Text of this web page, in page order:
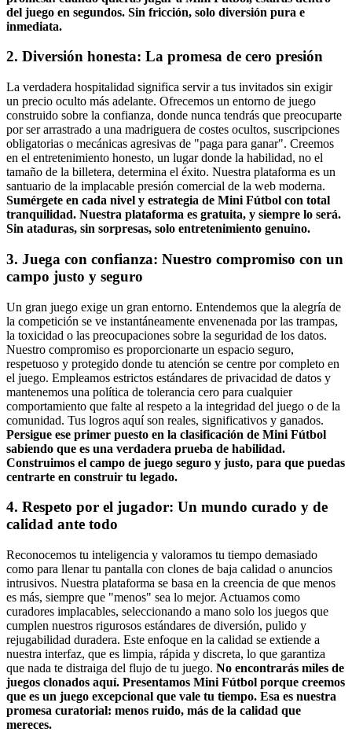
del juego en segundos. Sin fricción, solo diversión pura e
inmediata.
2. Diversión honesta: La promesa de cero presión
La verdadera hospitalidad significa servir a tus invitados sin exigir
un precio oculto más adelante. Ofrecemos un entorno de juego
construido sobre la confianza, donde nunca tendrás que preocuparte
por ser arrastrado a una madriguera de costes ocultos, suscripciones
obligatorias o mecánicas agresivas de "paga para ganar". Creemos
en el entretenimiento honesto, un lugar donde la habilidad, no el
tamaño de la billetera, determina el éxito. Nuestra plataforma es un
santuario de la implacable presión comercial de la web moderna.
Sumérgete en cada nivel y estrategia de Mini Fútbol con total
tranquilidad. Nuestra plataforma es gratuita, y siempre lo será.
Sin ataduras, sin sorpresas, solo entretenimiento genuino.
3. Juega con confianza: Nuestro compromiso con un
campo justo y seguro
Un gran juego exige un gran entorno. Entendemos que la alegría de
la competición se ve instantáneamente envenenada por las trampas,
la toxicidad o las preocupaciones sobre la seguridad de los datos.
Nuestro compromiso es proporcionarte un espacio seguro,
respetuoso y protegido donde tu atención se centre por completo en
el juego. Empleamos estrictos estándares de privacidad de datos y
mantenemos una política de tolerancia cero para cualquier
comportamiento que falte al respeto a la integridad del juego o de la
comunidad. Tus logros aquí son reales, significativos y ganados.
Persigue ese primer puesto en la clasificación de Mini Fútbol
sabiendo que es una verdadera prueba de habilidad.
Construimos el campo de juego seguro y justo, para que puedas
centrarte en construir tu legado.
4. Respeto por el jugador: Un mundo curado y de
calidad ante todo
Reconocemos tu inteligencia y valoramos tu tiempo demasiado
como para llenar tu pantalla con clones de baja calidad o anuncios
intrusivos. Nuestra plataforma se basa en la creencia de que menos
es más, siempre que "menos" sea lo mejor. Actuamos como
curadores implacables, seleccionando a mano solo los juegos que
cumplen nuestros rigurosos estándares de diversión, pulido y
rejugabilidad duradera. Este enfoque en la calidad se extiende a
nuestra interfaz, que es limpia, rápida y discreta, lo que garantiza
que nada te distraiga del flujo de tu juego. No encontrarás miles de
juegos clonados aquí. Presentamos Mini Fútbol porque creemos
que es un juego excepcional que vale tu tiempo. Esa es nuestra
promesa curatorial: menos ruido, más de la calidad que
mereces.